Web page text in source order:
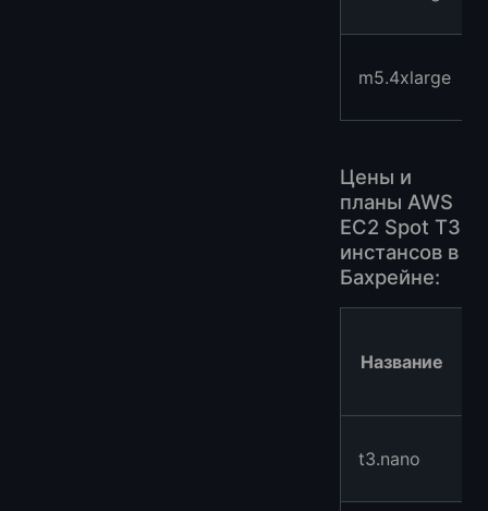
m5.4xlarge
Цены и
планы AWS
EC2 Spot T3
инстансов в
Бахрейне:
Название
t3.nano